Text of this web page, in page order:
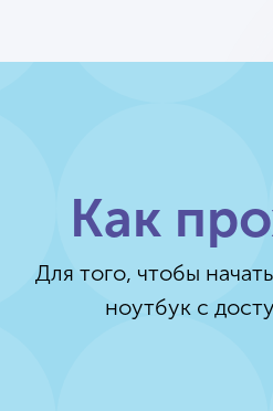
Как
Для того, чтобы
ноутбук с